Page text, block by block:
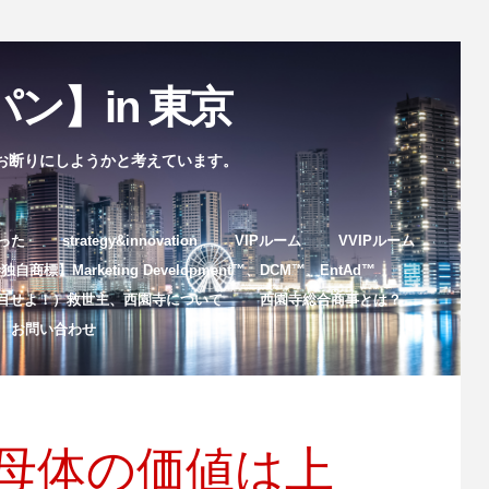
ン】in 東京
りにしようかと考えています。
た strategy&innovation VIPルーム
VVIPルーム
独自商標】Marketing Development™️、DCM™️、EntAd™️
せよ！）救世主、西園寺について
西園寺総合商事とは？
お問い合わせ
体の価値は上